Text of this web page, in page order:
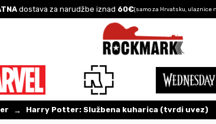
dostava za narudžbe iznad 60€(samo za Hrvatsku, ulaznice
→ Harry Potter: Službena kuharica (tvrdi uvez)